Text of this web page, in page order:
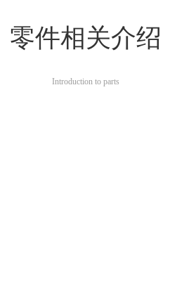
零件相关介绍
Introduction to parts